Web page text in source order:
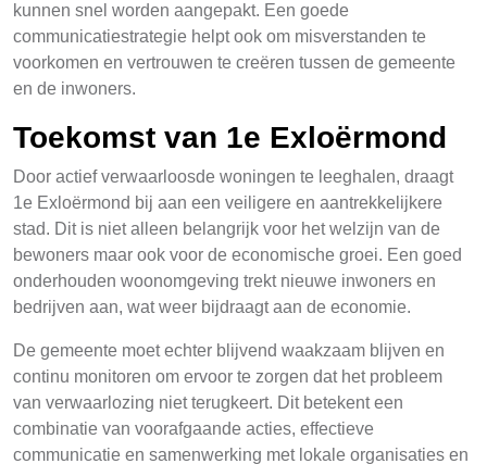
kunnen snel worden aangepakt. Een goede
communicatiestrategie helpt ook om misverstanden te
voorkomen en vertrouwen te creëren tussen de gemeente
en de inwoners.
Toekomst van 1e Exloërmond
Door actief verwaarloosde woningen te leeghalen, draagt
1e Exloërmond bij aan een veiligere en aantrekkelijkere
stad. Dit is niet alleen belangrijk voor het welzijn van de
bewoners maar ook voor de economische groei. Een goed
onderhouden woonomgeving trekt nieuwe inwoners en
bedrijven aan, wat weer bijdraagt aan de economie.
De gemeente moet echter blijvend waakzaam blijven en
continu monitoren om ervoor te zorgen dat het probleem
van verwaarlozing niet terugkeert. Dit betekent een
combinatie van voorafgaande acties, effectieve
communicatie en samenwerking met lokale organisaties en